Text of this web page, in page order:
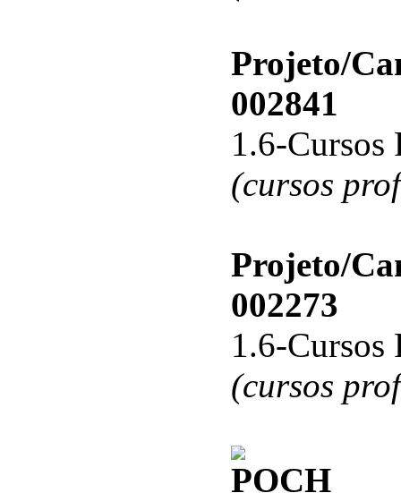
Projeto/
002841
1.6-Cursos
(cursos
Projeto/
002273
1.6-Cursos
(cursos